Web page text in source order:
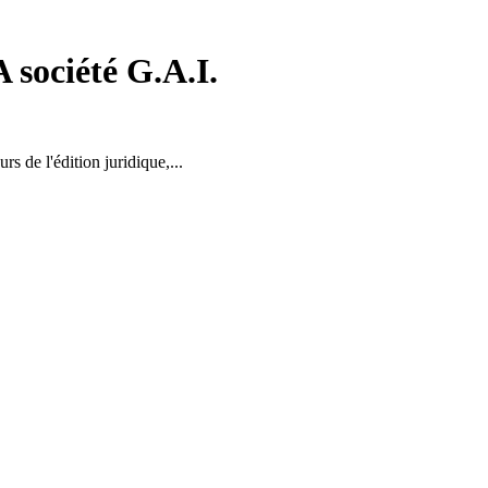
société G.A.I.
de l'édition juridique,...